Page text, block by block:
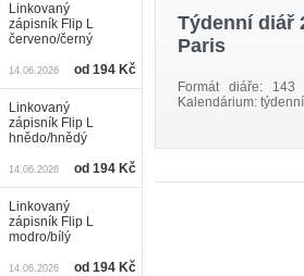
Týdenní diář
Paris
Formát diáře:
Kalendárium: týdenní
Linkovaný
zápisník Flip L
červeno/černý
14.06.2026 od 194 Kč
Linkovaný
zápisník Flip L
hnědo/hnědý
14.06.2026 od 194 Kč
Linkovaný
zápisník Flip L
modro/bílý
14.06.2026 od 194 Kč